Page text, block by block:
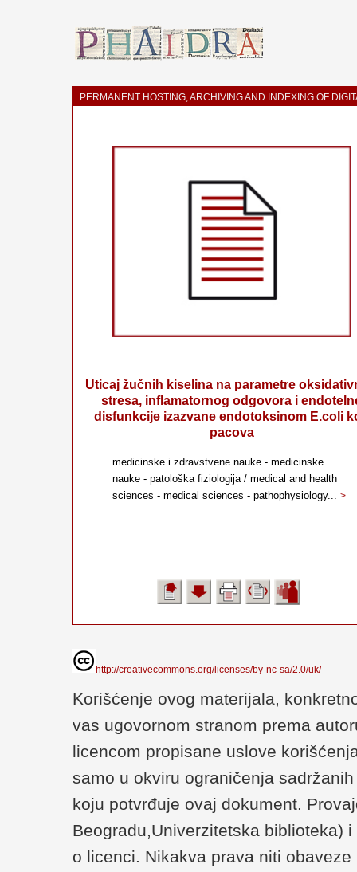
PERMANENT HOSTING, ARCHIVING AND INDEXING OF
Uticaj žučnih kiselina na parametre
stresa, inflamatornog odgovora i
disfunkcije izazvane endotoksinom E.coli
pacova
medicinske i zdravstvene nauke - medicinske
nauke - patološka fiziologija / medical and health
sciences - medical sciences - pathophysiology... >
http://creativecommons.org/licenses/by-nc-sa/2.0/uk/
Korišćenje ovog materijala,
vas ugovornom stranom prema
licencom propisane uslove
samo u okviru ograničenja
koju potvrđuje ovaj dokument.
Beogradu,Univerzitetska biblioteka)
o licenci. Nikakva prava niti